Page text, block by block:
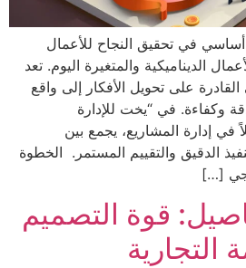
في تحقيق النجاح للأعمال
الديناميكية والمتغيرة اليوم. تعد
على تحويل الأفكار إلى واقع
وكفاءة. في “يخت للإدارة
في إدارة المشاريع، يجمع بين
الدقيق والتقييم المستمر. الخطوة
[…]
قوة التصميم
التجارية